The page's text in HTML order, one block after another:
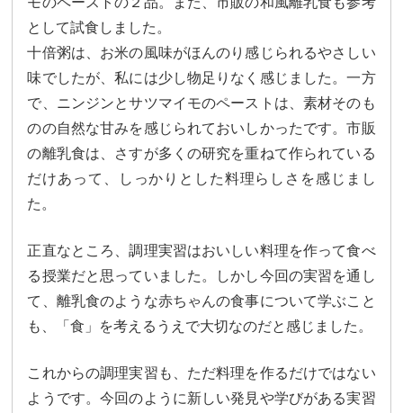
国際交流
国際交流行事 1年留学の制度
1年留学の留学先 本校の姉妹校・友好校
入試関連情報
学校説明会等イベント情報
入試問題 入試Q&A
保護者の方へ
在校生の方へ
アクセス
お問い合わせ 個人情報保護について
として試食しました。
十倍粥は、お米の風味がほんのり感じられるやさしい
味でしたが、私には少し物足りなく感じました。一方
で、ニンジンとサツマイモのペーストは、素材そのも
のの自然な甘みを感じられておいしかったです。市販
の離乳食は、さすが多くの研究を重ねて作られている
だけあって、しっかりとした料理らしさを感じまし
た。
正直なところ、調理実習はおいしい料理を作って食べ
る授業だと思っていました。しかし今回の実習を通し
て、離乳食のような赤ちゃんの食事について学ぶこと
も、「食」を考えるうえで大切なのだと感じました。
これからの調理実習も、ただ料理を作るだけではない
ようです。今回のように新しい発見や学びがある実習